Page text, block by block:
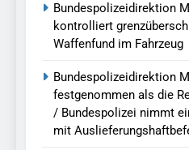
Bundespolizeidirektion
kontrolliert
Waffenfund im Fahrzeug
Bundespolizeidirektion
festgenommen als die
/ Bundespolizei nimmt
mit